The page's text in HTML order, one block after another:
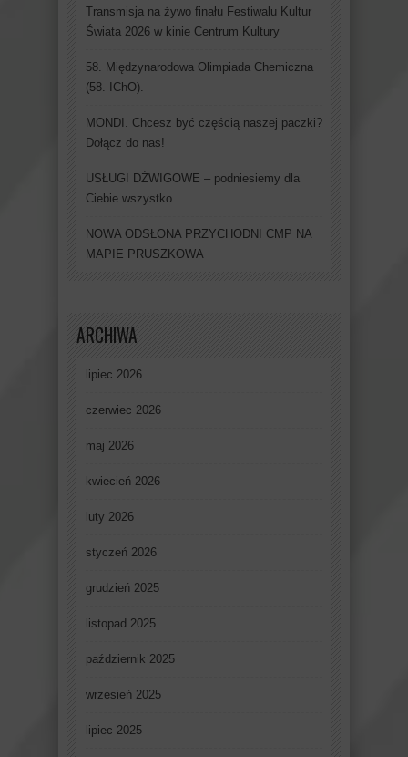
Transmisja na żywo finału Festiwalu Kultur
Świata 2026 w kinie Centrum Kultury
58. Międzynarodowa Olimpiada Chemiczna
(58. IChO).
MONDI. Chcesz być częścią naszej paczki?
Dołącz do nas!
USŁUGI DŹWIGOWE – podniesiemy dla
Ciebie wszystko
NOWA ODSŁONA PRZYCHODNI CMP NA
MAPIE PRUSZKOWA
ARCHIWA
lipiec 2026
czerwiec 2026
maj 2026
kwiecień 2026
luty 2026
styczeń 2026
grudzień 2025
listopad 2025
październik 2025
wrzesień 2025
lipiec 2025